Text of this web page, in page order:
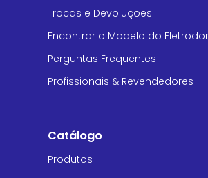
Trocas e Devoluções
Encontrar o Modelo do
Perguntas Frequentes
Profissionais & Revendedores
Catálogo
Produtos